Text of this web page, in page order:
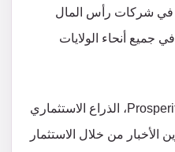
سنويًا في شركات رأس المال
جميع أنحاء الولايات
بالإضافة إلى ذلك، تصدرت Prosperity7، الذراع الاستثماري
الأخبار من خلال الاستثمار